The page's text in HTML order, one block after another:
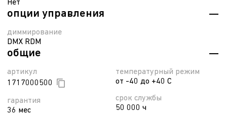
Нет
опции управления
диммирование
DMX RDM
общие
артикул
1717000500
гарантия
36 мес
температурный режим
от -40 до +40 С
срок службы
50 000 ч